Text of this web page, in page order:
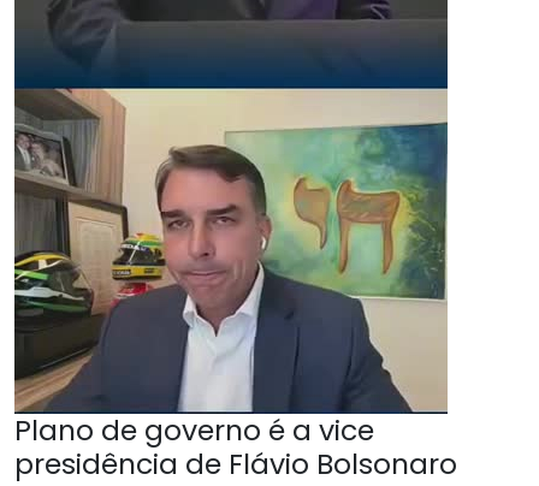
Plano de governo é a vice
presidência de Flávio Bolsonaro